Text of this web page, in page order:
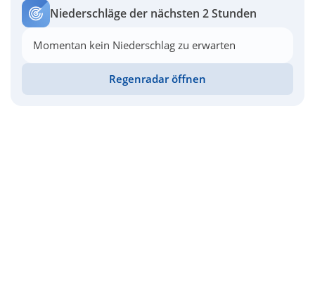
Niederschläge der nächsten 2 Stunden
Momentan kein Niederschlag zu erwarten
Regenradar öffnen